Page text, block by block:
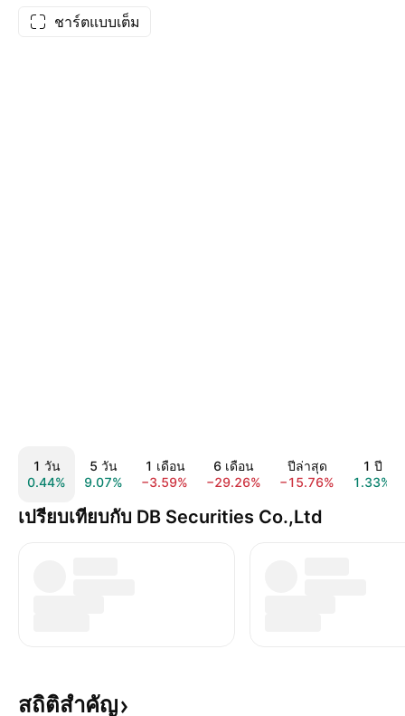
ชาร์ตแบบเต็ม
1 วัน
0.44%
5 วัน
9.07%
1 เดือน
−3.59%
6 เดือน
−29.26%
ปีล่าสุด
−15.76%
1 ปี
1.33%
เปรียบเทียบกับ DB Securities Co.,Ltd
สถิติสำคัญ